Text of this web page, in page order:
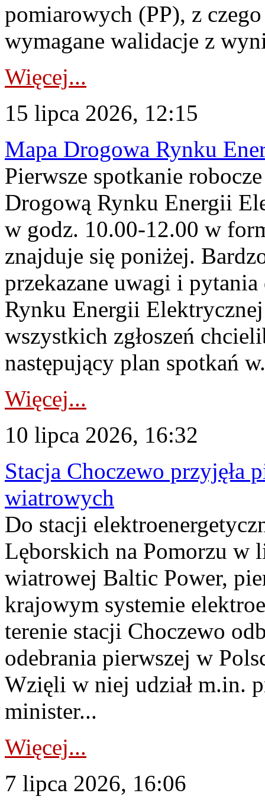
pomiarowych (PP), z
wymagane walidacje z
Więcej...
15 lipca 2026, 12:15
Mapa Drogowa Rynku
Pierwsze spotkanie
Drogową Rynku Energii
w godz. 10.00-12.00 w
znajduje się poniżej.
przekazane uwagi i
Rynku Energii
wszystkich zgłoszeń
następujący plan spotkań
Więcej...
10 lipca 2026, 16:32
Stacja Choczewo przyjęła
wiatrowych
Do stacji
Lęborskich na Pomorzu w
wiatrowej Baltic Power,
krajowym systemie
terenie stacji Choczewo
odebrania pierwszej w
Wzięli w niej udział m.in.
minister...
Więcej...
7 lipca 2026, 16:06